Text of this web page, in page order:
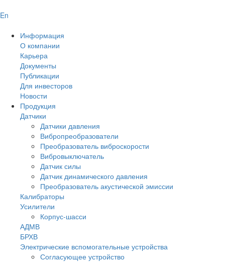
En
Информация
О компании
Карьера
Документы
Публикации
Для инвесторов
Новости
Продукция
Датчики
Датчики давления
Вибропреобразователи
Преобразователь виброскорости
Вибровыключатель
Датчик силы
Датчик динамического давления
Преобразователь акустической эмиссии
Калибраторы
Усилители
Корпус-шасси
АДМВ
БРХВ
Электрические вспомогательные устройства
Согласующее устройство